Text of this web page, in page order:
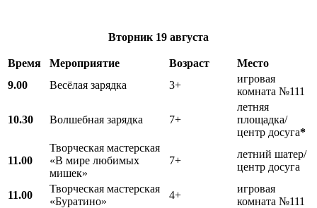
Вторник 19 августа
Время Мероприятие Возраст
Место
9.00
Весёлая зарядка 3+
игровая
комната №111
10.30 Волшебная зарядка 7+
летняя
площадка/
центр досуга*
11.00
Творческая мастерская
«В мире любимых
мишек»
7+
летний шатер/
центр досуга
11.00
Творческая мастерская
«Буратино»
4+
игровая
комната №111